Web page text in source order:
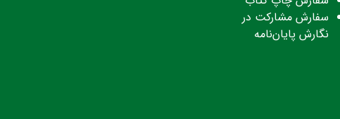
سفارش مشارکت در
نگارش پایان‌نامه